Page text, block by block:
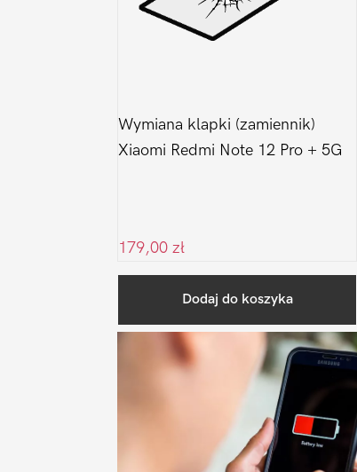
Wymiana klapki (zamiennik)
Xiaomi Redmi Note 12 Pro + 5G
179,00 zł
Dodaj do koszyka